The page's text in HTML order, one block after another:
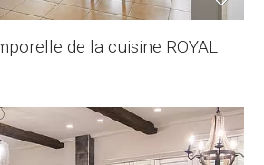
de la cuisine ROYAL